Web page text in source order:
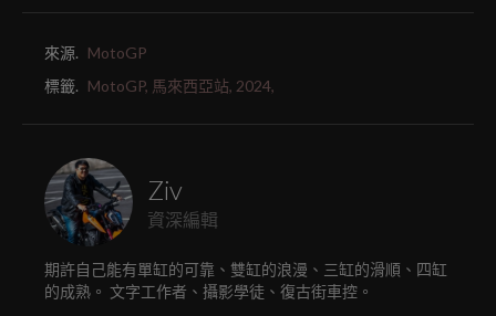
來源. MotoGP
標籤. MotoGP, 馬來西亞站, 2024,
Ziv
資深編輯
期許自己能有單缸的可靠、雙缸的浪漫、三缸的滑順、四缸
的成熟。 文字工作者、攝影學徒、復古街車控。